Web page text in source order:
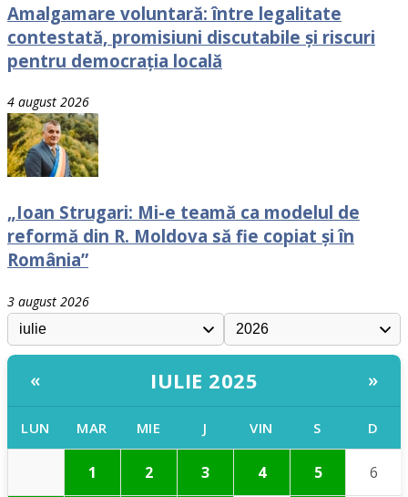
Amalgamare voluntară: între legalitate
contestată, promisiuni discutabile și riscuri
pentru democrația locală
4 august 2026
„Ioan Strugari: Mi-e teamă ca modelul de
reformă din R. Moldova să fie copiat și în
România”
3 august 2026
« IULIE 2025 »
LUN MAR MIE J VIN S D
1 2 3 4 5 6